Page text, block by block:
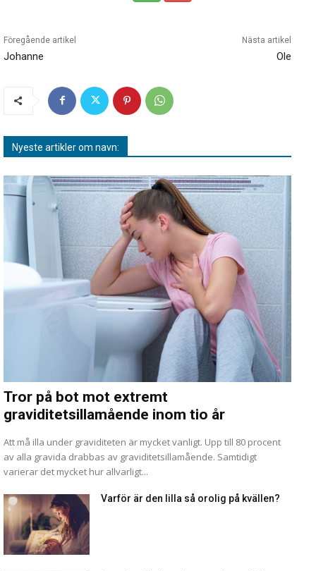
Föregående artikel
Johanne
Nästa artikel
Ole
Nyeste artikler om navn:
Tror på bot mot extremt
graviditetsillamående inom tio år
Att må illa under graviditeten är mycket vanligt. Upp till 80 procent
av alla gravida drabbas av graviditetsillamående. Samtidigt
varierar det mycket hur allvarligt...
Varför är den lilla så orolig på kvällen?